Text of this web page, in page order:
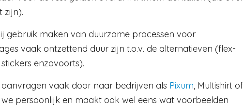
zijn).
gebruik maken van duurzame processen voor
vaak ontzettend duur zijn t.o.v. de alternatieven (flex-
enzovoorts).
vaak door naar bedrijven als Pixum, Multishirt of
persoonlijk en maakt ook wel eens wat voorbeelden